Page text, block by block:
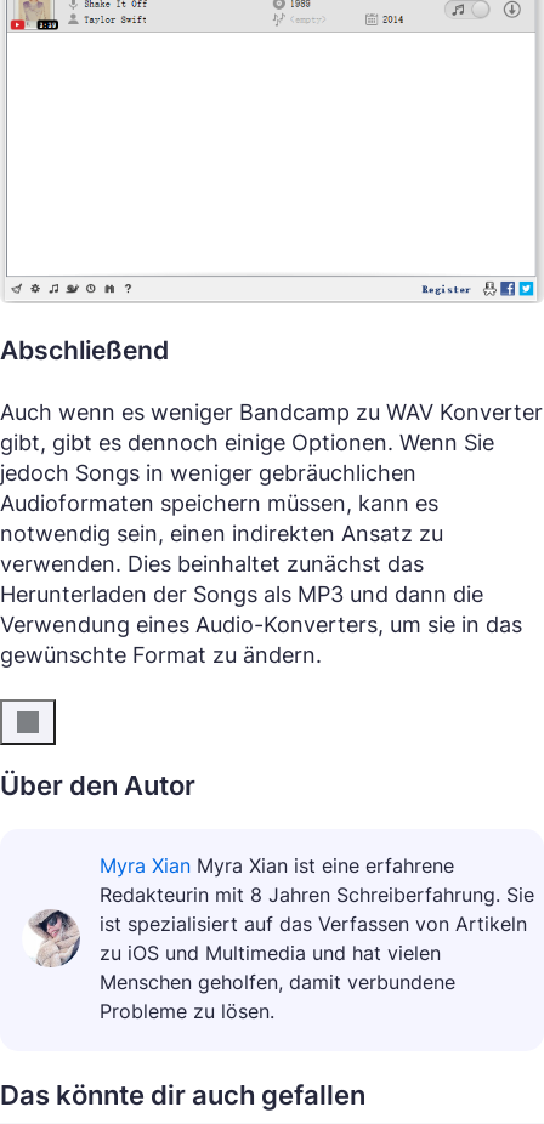
Abschließend
Auch wenn es weniger Bandcamp zu WAV Konverter
gibt, gibt es dennoch einige Optionen. Wenn Sie
jedoch Songs in weniger gebräuchlichen
Audioformaten speichern müssen, kann es
notwendig sein, einen indirekten Ansatz zu
verwenden. Dies beinhaltet zunächst das
Herunterladen der Songs als MP3 und dann die
Verwendung eines Audio-Konverters, um sie in das
gewünschte Format zu ändern.
Über den Autor
Myra Xian Myra Xian ist eine erfahrene
Redakteurin mit 8 Jahren Schreiberfahrung. Sie
ist spezialisiert auf das Verfassen von Artikeln
zu iOS und Multimedia und hat vielen
Menschen geholfen, damit verbundene
Probleme zu lösen.
Das könnte dir auch gefallen